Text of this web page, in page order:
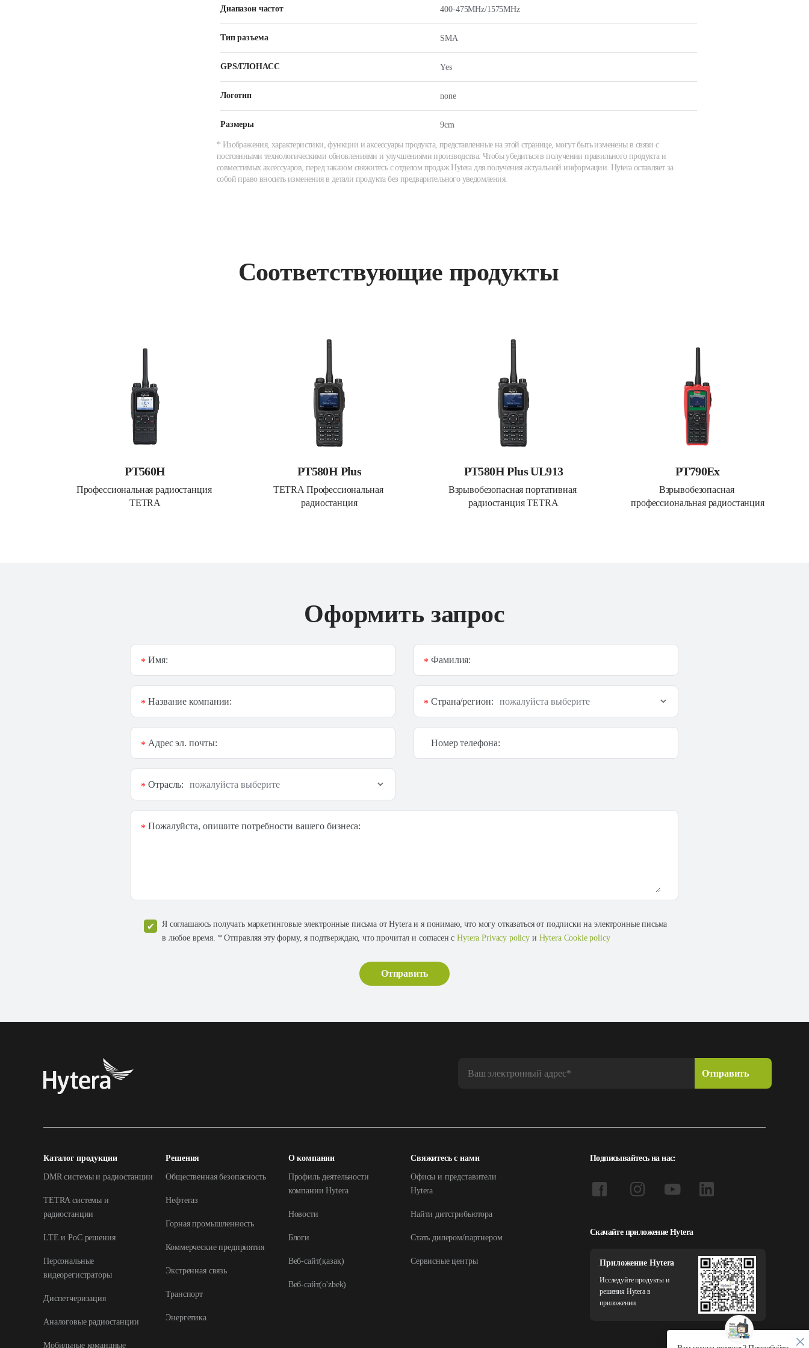
Диапазон частот 400-475MHz/1575MHz
Тип разъема SMA
GPS/ГЛОНАСС Yes
Логотип none
Размеры 9cm
* Изображения, характеристики, функции и аксессуары продукта, представленные на этой странице, могут быть изменены в связи с
постоянными технологическими обновлениями и улучшениями производства. Чтобы убедиться в получении правильного продукта и
совместимых аксессуаров, перед заказом свяжитесь с отделом продаж Hytera для получения актуальной информации. Hytera оставляет за
собой право вносить изменения в детали продукта без предварительного уведомления.
Соответствующие продукты
PT560H
Профессиональная радиостанция
TETRA
PT580H Plus
TETRA Профессиональная
радиостанция
PT580H Plus UL913
Взрывобезопасная портативная
радиостанция TETRA
PT790Ex
Взрывобезопасная
профессиональная радиостанция
Оформить запрос
Имя:
* Фамилия:
*
Название компании:
* Страна/регион:
*
Адрес эл. почты:
* Номер телефона:
Отрасль:
*
Пожалуйста, опишите потребности вашего бизнеса:
*
Я соглашаюсь получать маркетинговые электронные письма от Hytera и я понимаю, что могу отказаться от подписки на электронные письма
в любое время. * Отправляя эту форму, я подтверждаю, что прочитал и согласен сHytera Privacy policy и Hytera Cookie policy
Каталог продукции
DMR системы и радиостанции
TETRA системы и
радиостанции
LTE и РоС решения
Персональные
видеорегистраторы
Диспетчеризация
Аналоговые радиостанции
Мобильные командные
Решения
Общественная безопасность
Нефтегаз
Горная промышленность
Коммерческие предприятия
Экстренная связь
Транспорт
Энергетика
О компании
Профиль деятельности
компании Hytera
Новости
Блоги
Веб-сайт(қазақ)
Веб-сайт(o'zbek)
Свяжитесь с нами
Офисы и представители
Hytera
Найти дитстрибьютора
Стать дилером/партнером
Сервисные центры
Подписывайтесь на нас:
Скачайте приложение Hytera
Приложение Hytera
Исследуйте продукты и
решения Hytera в
приложении.